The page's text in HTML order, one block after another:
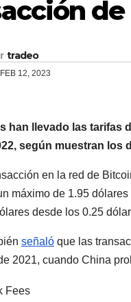
tradeo
FEB 12, 2023
han llevado las tarifas
según muestran los
en la red de
máximo de 1.95
desde los 0.25
señaló que las
2021, cuando China